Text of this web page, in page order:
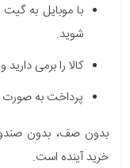
با موبایل به
شوید.
کالا را برمی
پرداخت به صورت
بدون صف، بدون
خرید آینده است.